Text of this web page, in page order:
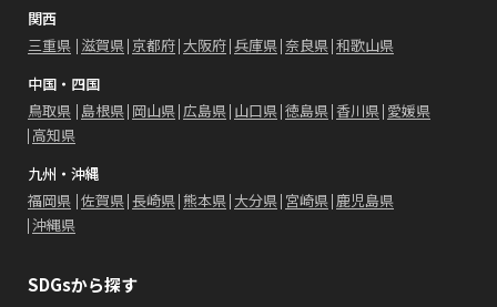
関西
三重県 滋賀県 京都府 大阪府 兵庫県 奈良県 和歌山県
中国・四国
鳥取県 島根県 岡山県 広島県 山口県 徳島県 香川県 愛媛県
高知県
九州・沖縄
福岡県 佐賀県 長崎県 熊本県 大分県 宮崎県 鹿児島県
沖縄県
SDGsから探す